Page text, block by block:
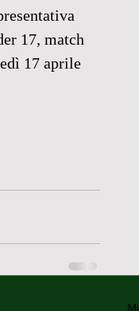
17, match
17 aprile